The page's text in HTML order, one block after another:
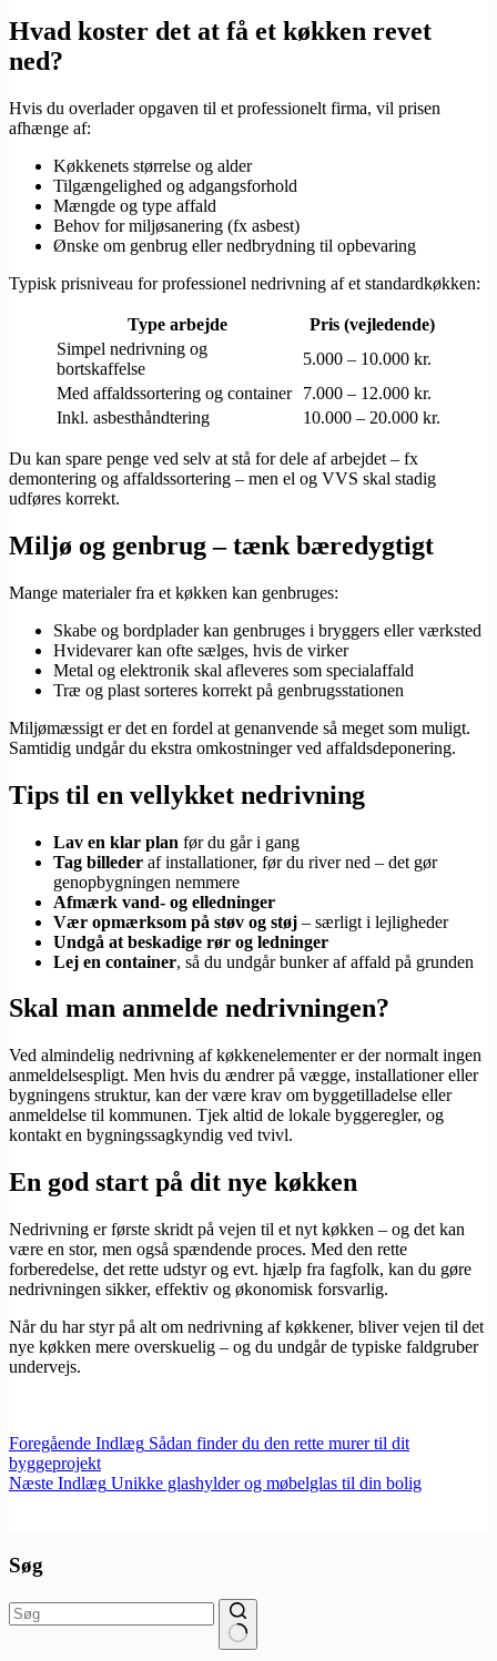
Hvad koster det at få et køkken revet
ned?
Hvis du overlader opgaven til et professionelt firma, vil prisen
afhænge af:
Køkkenets størrelse og alder
Tilgængelighed og adgangsforhold
Mængde og type affald
Behov for miljøsanering (fx asbest)
Ønske om genbrug eller nedbrydning til opbevaring
Typisk prisniveau for professionel nedrivning af et standardkøkken:
Type arbejde
Pris (vejledende)
Simpel nedrivning og
bortskaffelse
5.000 – 10.000 kr.
Med affaldssortering og container
7.000 – 12.000 kr.
Inkl. asbesthåndtering
10.000 – 20.000 kr.
Du kan spare penge ved selv at stå for dele af arbejdet – fx
demontering og affaldssortering – men el og VVS skal stadig
udføres korrekt.
Miljø og genbrug – tænk bæredygtigt
Mange materialer fra et køkken kan genbruges:
Skabe og bordplader kan genbruges i bryggers eller værksted
Hvidevarer kan ofte sælges, hvis de virker
Metal og elektronik skal afleveres som specialaffald
Træ og plast sorteres korrekt på genbrugsstationen
Miljømæssigt er det en fordel at genanvende så meget som muligt.
Samtidig undgår du ekstra omkostninger ved affaldsdeponering.
Tips til en vellykket nedrivning
Lav en klar plan før du går i gang
Tag billeder af installationer, før du river ned – det gør
genopbygningen nemmere
Afmærk vand- og elledninger
Vær opmærksom på støv og støj – særligt i lejligheder
Undgå at beskadige rør og ledninger
Lej en container, så du undgår bunker af affald på grunden
Skal man anmelde nedrivningen?
Ved almindelig nedrivning af køkkenelementer er der normalt ingen
anmeldelsespligt. Men hvis du ændrer på vægge, installationer eller
bygningens struktur, kan der være krav om byggetilladelse eller
anmeldelse til kommunen. Tjek altid de lokale byggeregler, og
kontakt en bygningssagkyndig ved tvivl.
En god start på dit nye køkken
Nedrivning er første skridt på vejen til et nyt køkken – og det kan
være en stor, men også spændende proces. Med den rette
forberedelse, det rette udstyr og evt. hjælp fra fagfolk, kan du gøre
nedrivningen sikker, effektiv og økonomisk forsvarlig.
Når du har styr på alt om nedrivning af køkkener, bliver vejen til det
nye køkken mere overskuelig – og du undgår de typiske faldgruber
undervejs.
Foregående Indlæg Sådan finder du den rette murer til dit
byggeprojekt
Næste Indlæg Unikke glashylder og møbelglas til din bolig
Søg